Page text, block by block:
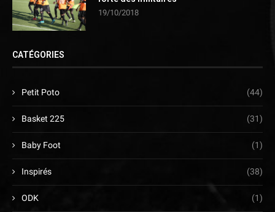
19/10/2018
CATÉGORIES
Petit Poto (44)
Basket 225 (31)
Baby Foot (1)
Inspirés (38)
ODK (1)